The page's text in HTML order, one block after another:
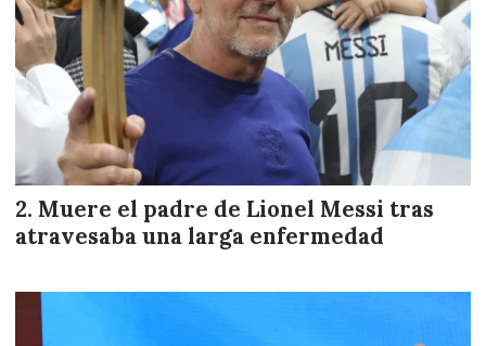
Muere el padre de Lionel Messi tras
atravesaba una larga enfermedad